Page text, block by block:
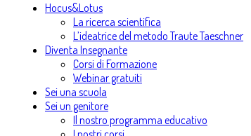
Hocus&Lotus
La ricerca scientifica
L’ideatrice del metodo Traute Taeschner
Diventa Insegnante
Corsi di Formazione
Webinar gratuiti
Sei una scuola
Sei un genitore
Il nostro programma educativo